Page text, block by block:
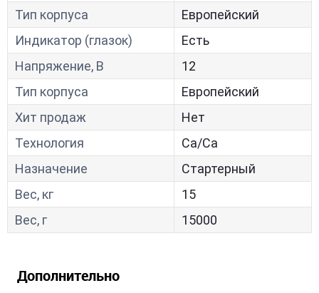
Тип корпуса
Европейский
Индикатор (глазок)
Есть
Напряжение, В
12
Тип корпуса
Европейский
Хит продаж
Нет
Технология
Са/Са
Назначение
Стартерный
Вес, кг
15
Вес, г
15000
Дополнительно